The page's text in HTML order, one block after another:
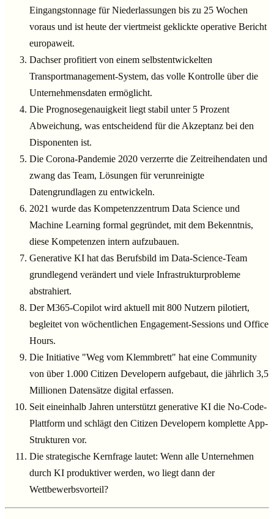
Eingangstonnage für Niederlassungen bis zu 25 Wochen
voraus und ist heute der viertmeist geklickte operative Bericht
europaweit.
Dachser profitiert von einem selbstentwickelten
Transportmanagement-System, das volle Kontrolle über die
Unternehmensdaten ermöglicht.
Die Prognosegenauigkeit liegt stabil unter 5 Prozent
Abweichung, was entscheidend für die Akzeptanz bei den
Disponenten ist.
Die Corona-Pandemie 2020 verzerrte die Zeitreihendaten und
zwang das Team, Lösungen für verunreinigte
Datengrundlagen zu entwickeln.
2021 wurde das Kompetenzzentrum Data Science und
Machine Learning formal gegründet, mit dem Bekenntnis,
diese Kompetenzen intern aufzubauen.
Generative KI hat das Berufsbild im Data-Science-Team
grundlegend verändert und viele Infrastrukturprobleme
abstrahiert.
Der M365-Copilot wird aktuell mit 800 Nutzern pilotiert,
begleitet von wöchentlichen Engagement-Sessions und Office
Hours.
Die Initiative "Weg vom Klemmbrett" hat eine Community
von über 1.000 Citizen Developern aufgebaut, die jährlich 3,5
Millionen Datensätze digital erfassen.
Seit eineinhalb Jahren unterstützt generative KI die No-Code-
Plattform und schlägt den Citizen Developern komplette App-
Strukturen vor.
Die strategische Kernfrage lautet: Wenn alle Unternehmen
durch KI produktiver werden, wo liegt dann der
Wettbewerbsvorteil?